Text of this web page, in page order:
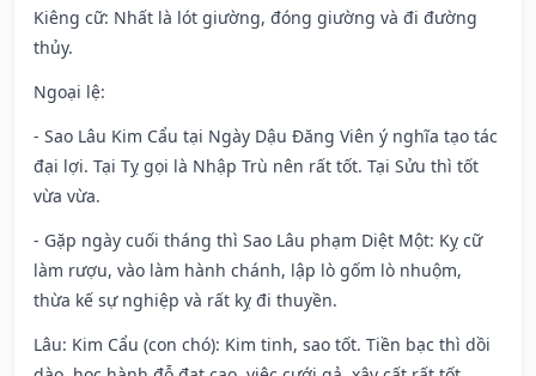
Kiêng cữ: Nhất là lót giường, đóng giường và đi đường
thủy.
Ngoại lệ:
- Sao Lâu Kim Cẩu tại Ngày Dậu Đăng Viên ý nghĩa tạo tác
đại lợi. Tại Tỵ gọi là Nhập Trù nên rất tốt. Tại Sửu thì tốt
vừa vừa.
- Gặp ngày cuối tháng thì Sao Lâu phạm Diệt Một: Kỵ cữ
làm rượu, vào làm hành chánh, lập lò gốm lò nhuộm,
thừa kế sự nghiệp và rất kỵ đi thuyền.
Lâu: Kim Cẩu (con chó): Kim tinh, sao tốt. Tiền bạc thì dồi